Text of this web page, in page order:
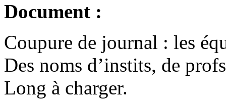
Document :
Coupure de journal : les
Des noms d’instits, de
Long à charger.